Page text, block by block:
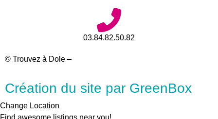
03.84.82.50.82
© Trouvez à Dole –
Création du site par GreenBox
Change Location
Find awesome listings near you!